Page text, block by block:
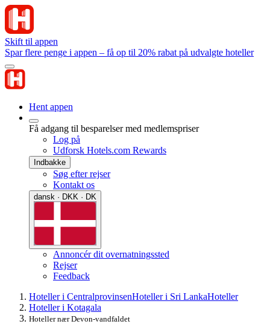
Skift til appen
Spar flere penge i appen – få op til 20% rabat på udvalgte hoteller
Hent appen
Få adgang til besparelser med medlemspriser
Log på
Udforsk Hotels.com Rewards
Indbakke
Søg efter rejser
Kontakt os
dansk · DKK · DK
Annoncér dit overnatningssted
Rejser
Feedback
Hoteller i CentralprovinsenHoteller i Sri LankaHoteller
Hoteller i Kotagala
Hoteller nær Devon-vandfaldet